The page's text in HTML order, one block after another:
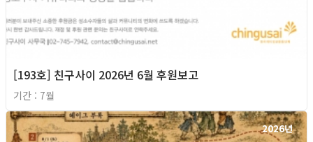
[193호] 친구사이 2026년 6월 후원보고
기간 : 7월
2026년